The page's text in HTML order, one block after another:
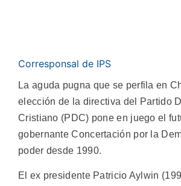
Corresponsal de IPS
La aguda pugna que se perfila en
elección de la directiva del Partido
Cristiano (PDC) pone en juego el
gobernante Concertación por la
poder desde 1990.
El ex presidente Patricio Aylwin